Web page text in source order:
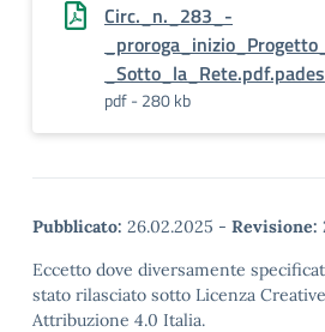
Circ._n._283_-
_Sotto_la_Rete.pdf.pades
pdf - 280 kb
Pubblicato: 26.02.2025 - Revisione:
Eccetto dove diversamente
stato rilasciato sotto Licenza
Attribuzione 4.0 Italia.